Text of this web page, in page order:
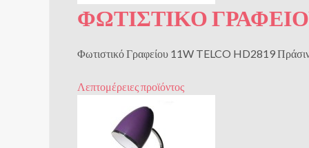
ΦΩΤΙΣΤΙΚΌ
Φωτιστικό Γραφείου 11W TELCO HD2819
Λεπτομέρειες προϊόντος